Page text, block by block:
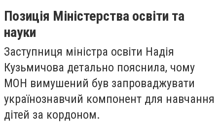
Позиція Міністерства освіти та
науки
Заступниця міністра освіти Надія
Кузьмичова детально пояснила, чому
МОН вимушений був запроваджувати
українознавчий компонент для навчання
дітей за кордоном.